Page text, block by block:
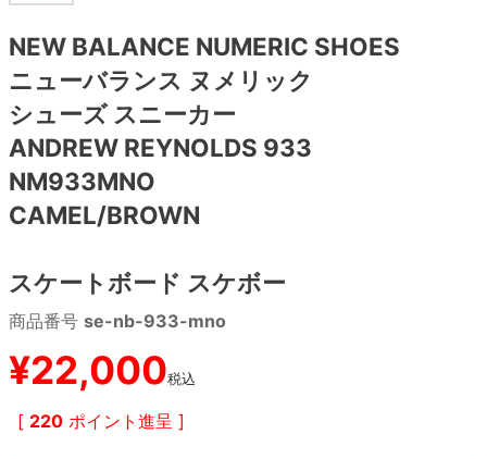
NEW BALANCE NUMERIC SHOES
ニューバランス ヌメリック
シューズ スニーカー
ANDREW REYNOLDS 933
NM933MNO
CAMEL/BROWN
スケートボード スケボー
商品番号 se-nb-933-mno
¥22,000税込
[ 220 ポイント進呈 ]
8.7inch
8.8inch
8.9inch
高性能デッキ
8.8inch
8.9inch
9.0inch以上
72mm
75mm
110mm
29cm
29.5cm
30cm
サイズの測り方